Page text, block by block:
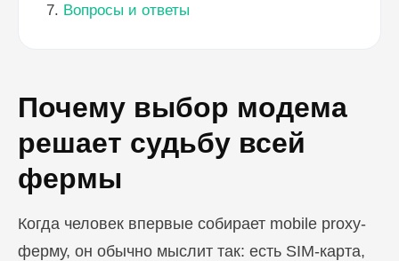
Вопросы и ответы
Почему выбор модема
решает судьбу всей
фермы
Когда человек впервые собирает mobile proxy-
ферму, он обычно мыслит так: есть SIM-карта,